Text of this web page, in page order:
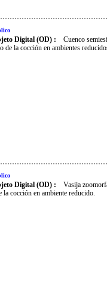
Digital (OD) :
Cuenco
de la cocción en ambientes
Digital (OD) :
Vasija
la cocción en ambiente reducido.